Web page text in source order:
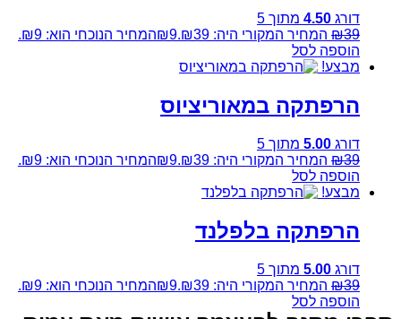
דורג 4.50 מתוך 5
₪39 המחיר המקורי היה: ₪39. ₪9
המחיר הנוכחי הוא: ₪9.
הוספה לסל
מבצע!
הרפתקה במאוריציוס
דורג 5.00 מתוך 5
₪39 המחיר המקורי היה: ₪39. ₪9
המחיר הנוכחי הוא: ₪9.
הוספה לסל
מבצע!
הרפתקה בלפלנד
דורג 5.00 מתוך 5
₪39 המחיר המקורי היה: ₪39. ₪9
המחיר הנוכחי הוא: ₪9.
הוספה לסל